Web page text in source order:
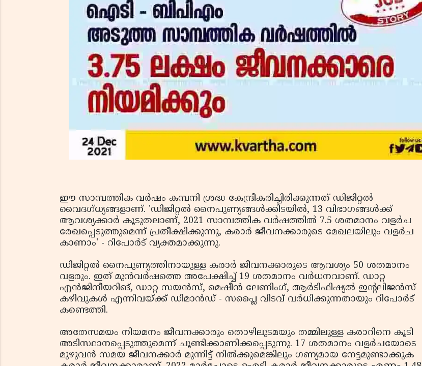
ഈ സാമ്പത്തിക വർഷം കമ്പനി ശ്രദ്ധ കേന്ദ്രീകരിച്ചിരിക്കുന്നത് ഡിജിറ്റൽ
വൈദഗ്ധ്യങ്ങളാണ്. 'ഡിജിറ്റൽ നൈപുണ്യങ്ങൾക്കിടയിൽ, 13 വിഭാഗങ്ങൾക്ക്
ആവശ്യക്കാർ കൂടുതലാണ്, 2021 സാമ്പത്തിക വർഷത്തിൽ 7.5 ശതമാനം വളർച
രേഖപ്പെടുത്തുമെന്ന് പ്രതീക്ഷിക്കുന്നു, കരാർ ജീവനക്കാരുടെ മേഖലയിലും വളർച
കാണാം' - റിപോർട് വ്യക്തമാക്കുന്നു.
ഡിജിറ്റൽ നൈപുണ്യത്തിനായുള്ള കരാർ ജീവനക്കാരുടെ ആവശ്യം 50 ശതമാനം
വളരും. ഇത് മുൻവർഷത്തെ അപേക്ഷിച്ച് 19 ശതമാനം വർധനവാണ്. ഡാറ്റ
എൻജിനീയറിങ്, ഡാറ്റ സയൻസ്, മെഷീൻ ലേണിംഗ്, ആർടിഫിഷ്യൽ ഇന്റലിജൻസ്
കഴിവുകൾ എന്നിവയ്‌ക്ക് ഡിമാൻഡ് - സപ്ലൈ വിടവ് വർധിക്കുന്നതായും റിപോർട്
കണ്ടെത്തി.
അതേസമയം നിയമനം ജീവനക്കാരും തൊഴിലുടമയും തമ്മിലുള്ള കരാറിനെ കൂടി
അടിസ്ഥാനപ്പെടുത്തുമെന്ന് ചൂണ്ടിക്കാണിക്കപ്പെടുന്നു. 17 ശതമാനം വളർചയോടെ
മുഴുവൻ സമയ ജീവനക്കാർ മുന്നിട്ട് നിൽക്കുമെങ്കിലും ഗണ്യമായ നേട്ടമുണ്ടാക്കുക